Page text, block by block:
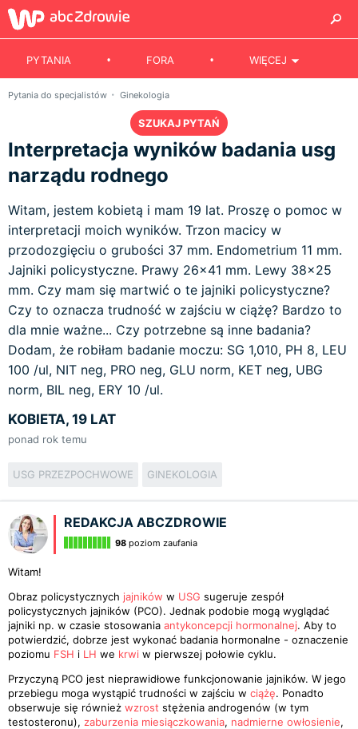
PYTANIA FORA WIĘCEJ
Pytania do specjalistów Ginekologia
SZUKAJ PYTAŃ
Interpretacja wyników badania usg
narządu rodnego
Witam, jestem kobietą i mam 19 lat. Proszę o pomoc w
interpretacji moich wyników. Trzon macicy w
przodozgięciu o grubości 37 mm. Endometrium 11 mm.
Jajniki policystyczne. Prawy 26x41 mm. Lewy 38x25
mm. Czy mam się martwić o te jajniki policystyczne?
Czy to oznacza trudność w zajściu w ciążę? Bardzo to
dla mnie ważne... Czy potrzebne są inne badania?
Dodam, że robiłam badanie moczu: SG 1,010, PH 8, LEU
100 /ul, NIT neg, PRO neg, GLU norm, KET neg, UBG
norm, BIL neg, ERY 10 /ul.
KOBIETA, 19 LAT
ponad rok temu
USG PRZEZPOCHWOWE GINEKOLOGIA
REDAKCJA ABCZDROWIE
98 poziom zaufania
Witam!
Obraz policystycznych jajników w USG sugeruje zespół
policystycznych jajników (PCO). Jednak podobie mogą wyglądać
jajniki np. w czasie stosowania antykoncepcji hormonalnej. Aby to
potwierdzić, dobrze jest wykonać badania hormonalne - oznaczenie
poziomu FSH i LH we krwi w pierwszej połowie cyklu.
Przyczyną PCO jest nieprawidłowe funkcjonowanie jajników. W jego
przebiegu moga wystąpić trudności w zajściu w ciążę. Ponadto
obserwuje się również wzrost stężenia androgenów (w tym
testosteronu), zaburzenia miesiączkowania, nadmierne owłosienie,